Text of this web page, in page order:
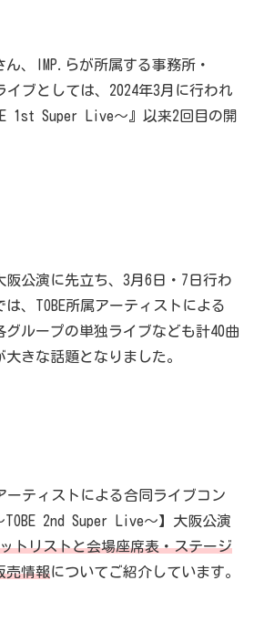
ん、IMP.らが所属する事務所・
イブとしては、2024年3月に行われ
1st Super Live〜』以来2回目の開
公演に先立ち、3月6日・7日行わ
、TOBE所属アーティストによる
グループの単独ライブなども計40曲
きな話題となりました。
ーティストによる合同ライブコン
TOBE 2nd Super Live～】大阪公演
トリストと会場座席表・ステージ
売情報についてご紹介しています。